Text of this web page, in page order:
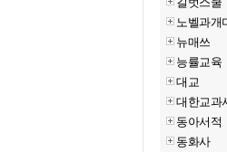
노벨과개
뉴매쓰
능률교육
대교
대한교과
동아서적
동화사